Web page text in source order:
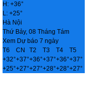
H: +36°
L: +25°
Hà Nội
Thứ Bảy, 08 Tháng Tám
Xem Dự báo 7 ngày
T6
CN T2 T3 T4
T5
+32°+37°+36°+37°+36°+37°
+25°+27°+27°+28°+28°+27°